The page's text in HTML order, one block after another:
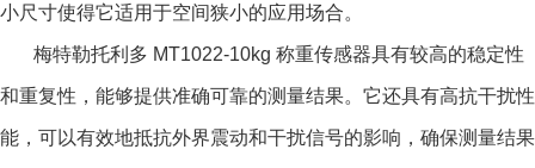
小尺寸使得它适用于空间狭小的应用场合。
梅特勒托利多 MT1022-10kg 称重传感器具有较高的稳定性
和重复性，能够提供准确可靠的测量结果。它还具有高抗干扰性
能，可以有效地抵抗外界震动和干扰信号的影响，确保测量结果